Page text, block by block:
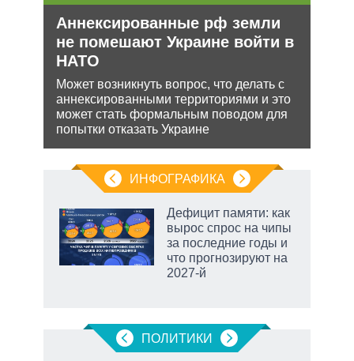
Аннексированные рф земли
не помешают Украине войти в
НАТО
Может возникнуть вопрос, что делать с
аннексированными территориями и это
может стать формальным поводом для
попытки отказать Украине
ИНФОГРАФИКА
Дефицит памяти: как
вырос спрос на чипы
за последние годы и
что прогнозируют на
2027-й
ПОЛИТИКИ